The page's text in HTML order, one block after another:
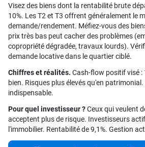
Visez des biens dont la rentabilité brute
10%. Les T2 et T3 offrent généralement le
demande/rendement. Méfiez-vous des
prix très bas peut cacher des problèmes
copropriété dégradée, travaux lourds).
demande locative dans le quartier ciblé.
Chiffres et réalités. Cash-flow positif visé
bien. Risques plus élevés qu'en
indispensable.
Pour quel investisseur ?Ceux qui veulent
acceptent plus de risque. Investisseurs
l'immobilier. Rentabilité de 9,1%. Gestion